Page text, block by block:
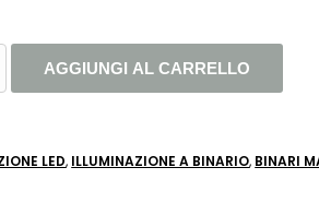
AGGIUNGI AL CARRELLO
LED, ILLUMINAZIONE A BINARIO, BINARI